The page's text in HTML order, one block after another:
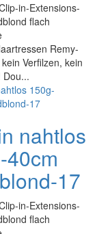
in-Extensions-
flach
Remy-
Verfilzen, kein
Dou...
nahtlos
40cm
17
in-Extensions-
flach